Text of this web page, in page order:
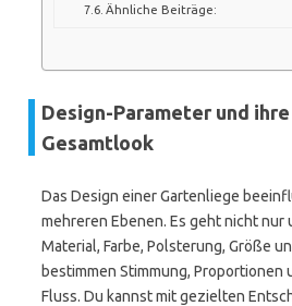
Ähnliche Beiträge:
Design-Parameter und
Gesamtlook
Das Design einer Gartenliege
mehreren Ebenen. Es geht nicht nur
Material, Farbe, Polsterung, Größe
bestimmen Stimmung, Proportionen
Fluss. Du kannst mit gezielten